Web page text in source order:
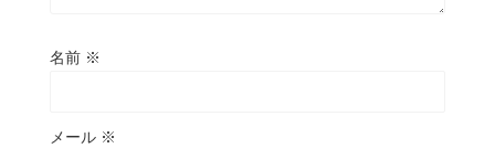
名前 ※
メール ※